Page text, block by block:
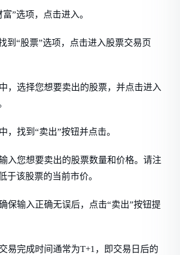
”选项，点击进入。
到“股票”选项，点击进入股票交易页
，选择您想要卖出的股票，并点击进入
，找到“卖出”按钮并点击。
入您想要卖出的股票数量和价格。请注
于该股票的当前市价。
保输入正确无误后，点击“卖出”按钮提
易完成时间通常为T+1，即交易日后的